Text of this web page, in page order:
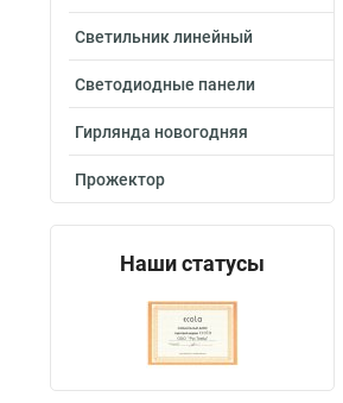
Светильник линейный
Светодиодные панели
Гирлянда новогодняя
Прожектор
Наши статусы